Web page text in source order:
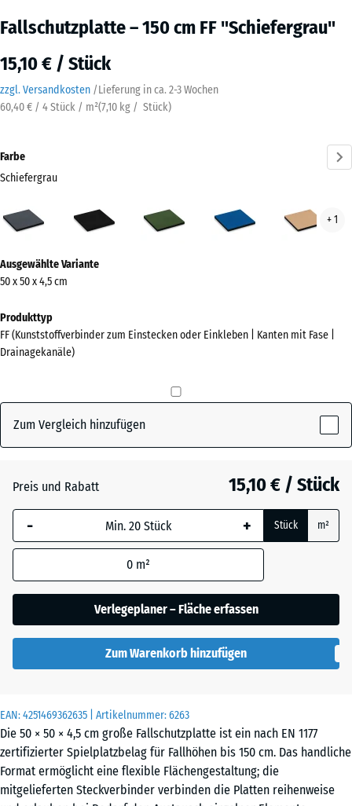
Fallschutzplatte – 150 cm FF "Schiefergrau"
15,10 € / Stück
zzgl. Versandkosten /Lieferung in ca. 2-3 Wochen
60,40 € / 4 Stück / m²(7,10 kg / Stück)
EAN:4251469362635 | Artikelnummer:6263
Die 50 × 50 × 4,5 cm große Fallschutzplatte ist ein nach EN 1177
zertifizierter Spielplatzbelag für Fallhöhen bis 150 cm. Das handliche
Format ermöglicht eine flexible Flächengestaltung; die
mitgelieferten Steckverbinder verbinden die Platten reihenweise
Farbe
Schiefergrau
(active)
+ 1
Informationen
zu
Farben?
Farbpalette
(active)
Grasgrün - 1,80 €
Himmelblau
Sandbeige + 0,30 €
Ausgewählte Variante
50 x 50 x 4,5 cm
Produkttyp
FF (Kunststoffverbinder zum Einstecken oder Einkleben | Kanten mit Fase |
Drainagekanäle)
Zum Vergleich hinzufügen
Preis und Rabatt 15,10 € / Stück
- + Stück m²
0 m²
Verlegeplaner – Fläche erfassen
Zum Warenkorb hinzufügen